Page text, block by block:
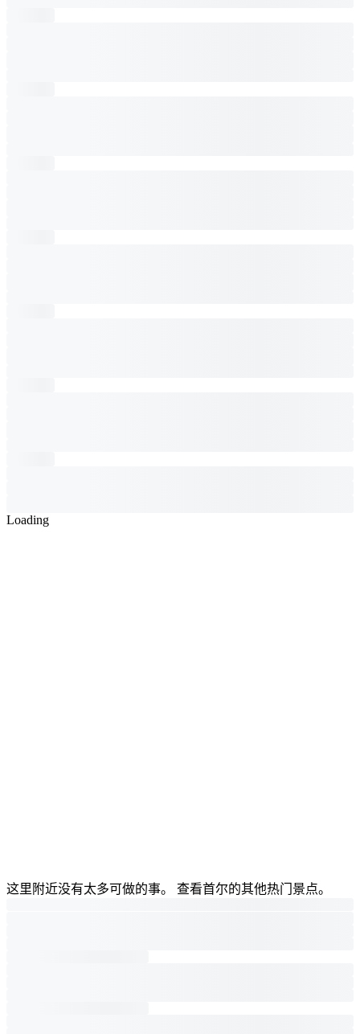
Loading
这里附近没有太多可做的事。 查看首尔的其他热门景点。